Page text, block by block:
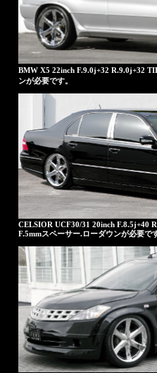
BMW X5 22inch F.9.0j+32 R.9.0j+32
ンが必要です。
CELSIOR UCF30/31 20inch F.8.5j+40
F.5mmスペーサー.ローダウンが必要です